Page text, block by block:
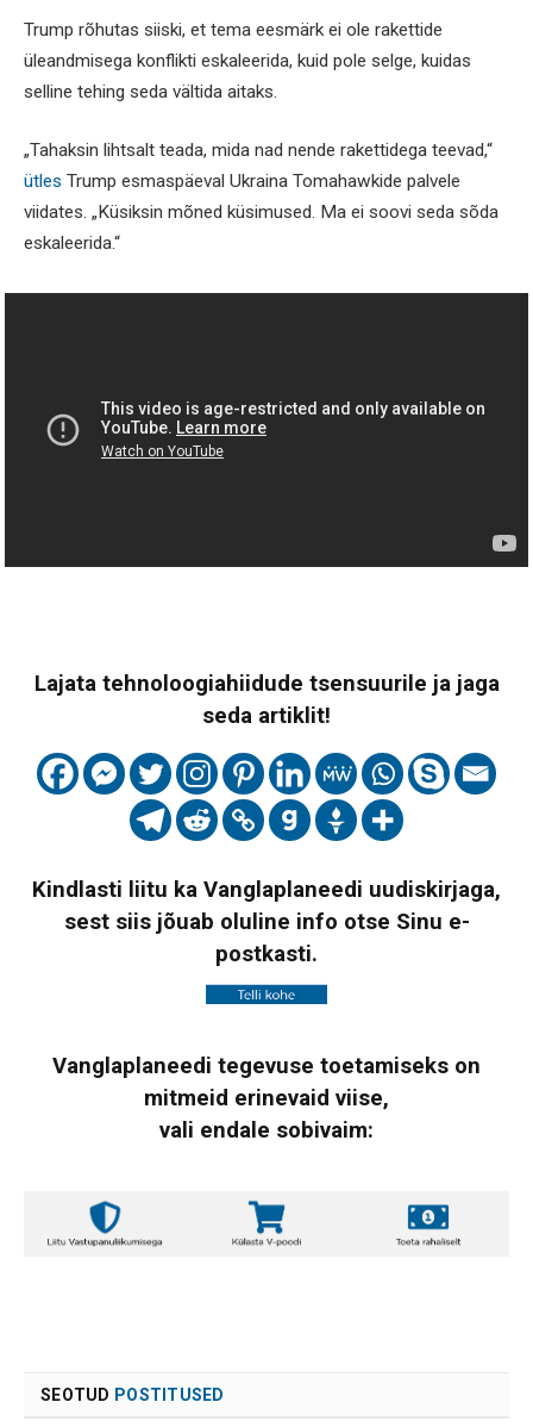
Trump rõhutas siiski, et tema eesmärk ei ole rakettide
üleandmisega konflikti eskaleerida, kuid pole selge, kuidas
selline tehing seda vältida aitaks.
„Tahaksin lihtsalt teada, mida nad nende rakettidega teevad,“
ütles Trump esmaspäeval Ukraina Tomahawkide palvele
viidates. „Küsiksin mõned küsimused. Ma ei soovi seda sõda
eskaleerida.“
Lajata tehnoloogiahiidude tsensuurile ja jaga
seda artiklit!
Kindlasti liitu ka Vanglaplaneedi uudiskirjaga,
sest siis jõuab oluline info otse Sinu e-
postkasti.
Vanglaplaneedi tegevuse toetamiseks on
mitmeid erinevaid viise,
vali endale sobivaim:
SEOTUD POSTITUSED